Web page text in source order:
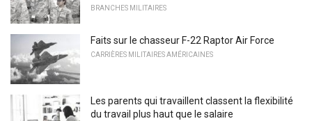
BRANCHES MILITAIRES
Faits sur le chasseur F-22 Raptor Air Force
CARRIÈRES MILITAIRES AMÉRICAINES
Les parents qui travaillent classent la flexibilité
du travail plus haut que le salaire